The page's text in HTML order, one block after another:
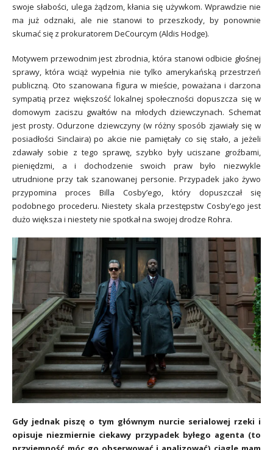
swoje słabości, ulega żądzom, kłania się używkom. Wprawdzie nie
ma już odznaki, ale nie stanowi to przeszkody, by ponownie
skumać się z prokuratorem DeCourcym (Aldis Hodge).
Motywem przewodnim jest zbrodnia, która stanowi odbicie głośnej
sprawy, która wciąż wypełnia nie tylko amerykańską przestrzeń
publiczną. Oto szanowana figura w mieście, poważana i darzona
sympatią przez większość lokalnej społeczności dopuszcza się w
domowym zaciszu gwałtów na młodych dziewczynach. Schemat
jest prosty. Odurzone dziewczyny (w różny sposób zjawiały się w
posiadłości Sinclaira) po akcie nie pamiętały co się stało, a jeżeli
zdawały sobie z tego sprawę, szybko były uciszane groźbami,
pieniędzmi, a i dochodzenie swoich praw było niezwykle
utrudnione przy tak szanowanej personie. Przypadek jako żywo
przypomina proces Billa Cosby’ego, który dopuszczał się
podobnego procederu. Niestety skala przestępstw Cosby’ego jest
dużo większa i niestety nie spotkał na swojej drodze Rohra.
Gdy jednak piszę o tym głównym nurcie serialowej rzeki i
opisuje niezmiernie ciekawy przypadek byłego agenta (to